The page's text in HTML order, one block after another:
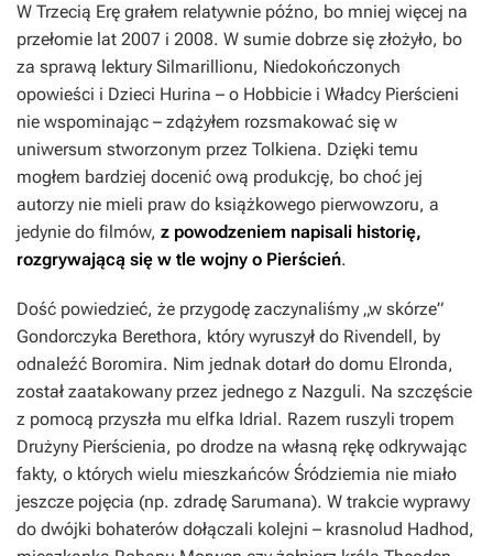
W Trzecią Erę grałem relatywnie późno, bo mniej więcej na
przełomie lat 2007 i 2008. W sumie dobrze się złożyło, bo
za sprawą lektury Silmarillionu, Niedokończonych
opowieści i Dzieci Hurina – o Hobbicie i Władcy Pierścieni
nie wspominając – zdążyłem rozsmakować się w
uniwersum stworzonym przez Tolkiena. Dzięki temu
mogłem bardziej docenić ową produkcję, bo choć jej
autorzy nie mieli praw do książkowego pierwowzoru, a
jedynie do filmów, z powodzeniem napisali historię,
rozgrywającą się w tle wojny o Pierścień.
Dość powiedzieć, że przygodę zaczynaliśmy „w skórze”
Gondorczyka Berethora, który wyruszył do Rivendell, by
odnaleźć Boromira. Nim jednak dotarł do domu Elronda,
został zaatakowany przez jednego z Nazguli. Na szczęście
z pomocą przyszła mu elfka Idrial. Razem ruszyli tropem
Drużyny Pierścienia, po drodze na własną rękę odkrywając
fakty, o których wielu mieszkańców Śródziemia nie miało
jeszcze pojęcia (np. zdradę Sarumana). W trakcie wyprawy
do dwójki bohaterów dołączali kolejni – krasnolud Hadhod,